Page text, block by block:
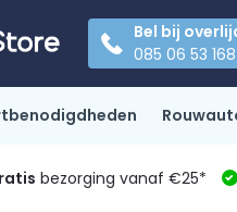
Bel bij
085 06 53
bezorging vanaf €25*